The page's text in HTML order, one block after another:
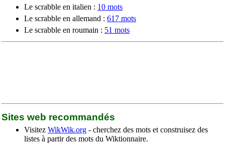
Le scrabble en italien : 10 mots
Le scrabble en allemand : 617 mots
Le scrabble en roumain : 51 mots
Sites web recommandés
Visitez WikWik.org - cherchez des mots et construisez des
listes à partir des mots du Wiktionnaire.